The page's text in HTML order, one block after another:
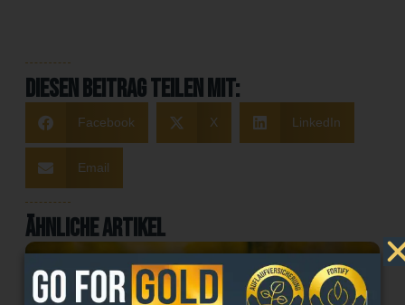
Diesen Beitrag teilen mit:
Facebook X LinkedIn
Email
Ähnliche Artikel
SORTEN WINTERRAPS